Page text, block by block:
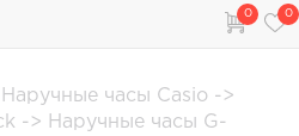
0 0
Наручные часы Casio ->
-> Наручные часы G-